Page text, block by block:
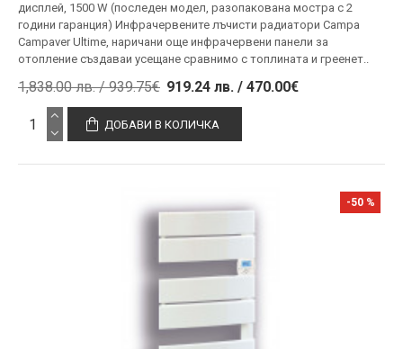
дисплей, 1500 W (последен модел, разопакована мостра с 2
години гаранция) Инфрачервените лъчисти радиатори Campa
Campaver Ultime, наричани още инфрачервени панели за
отопление създаваи усещане сравнимо с топлината и греенет..
919.24 лв. / 470.00€
1,838.00 лв. / 939.75€
ДОБАВИ В КОЛИЧКА
-50 %